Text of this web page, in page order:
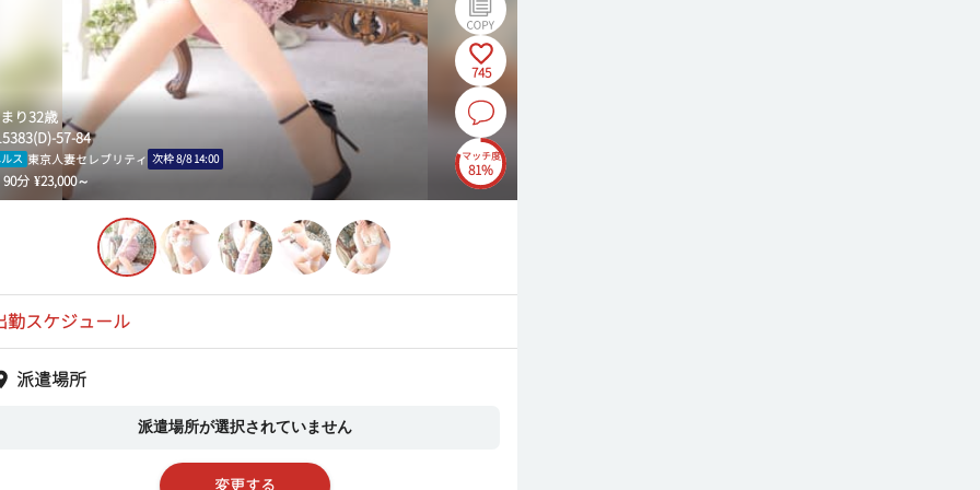
745
マッチ度
81%
り32歳
83(D)-57-84
ス 東京人妻セレブリティ 次枠8/8 14:00
90分 ¥23,000～
勤スケジュール
派遣場所
派遣場所が選択されていません
変更する